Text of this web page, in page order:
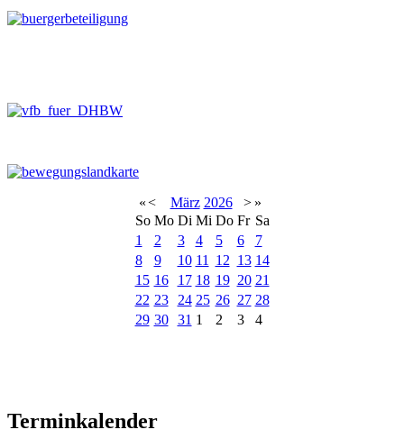
«< März 2026 > »
So Mo Di Mi Do Fr Sa
1
2 3 4 5 6
7
8
9 10 11 12 13 14
15 16 17 18 19 20 21
22 23 24 25 26 27 28
29 30 31 1 2 3 4
Terminkalender